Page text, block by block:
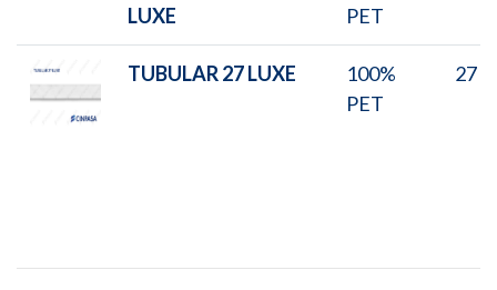
LUXE
PET
TUBULAR 27 LUXE
100%
PET
27